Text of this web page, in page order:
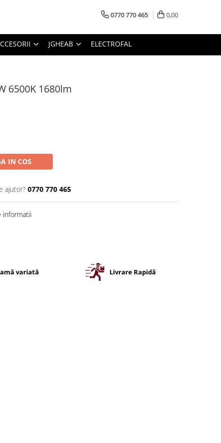
0770 770 465 0,00
JGHEAB ELECTROFAL
6500K 1680lm
IN COS
ajutor? 0770 770 465
informatii
variată Livrare Rapidă